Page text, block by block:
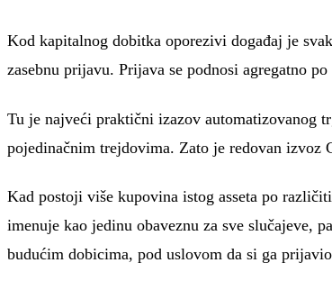
Kod kapitalnog dobitka oporezivi događaj je
zasebnu prijavu. Prijava se podnosi agregatno
Tu je najveći praktični izazov automatizovanog
pojedinačnim trejdovima. Zato je redovan izvoz
Kad postoji više kupovina istog asseta po
imenuje kao jedinu obaveznu za sve slučajeve,
budućim dobicima, pod uslovom da si ga